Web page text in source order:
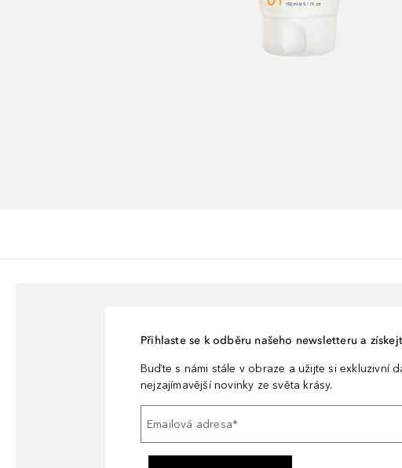
Přihlaste se k odběru našeho newsletteru a
Buďte s námi stále v obraze a užijte si exkluzivní
nejzajímavější novinky ze světa krásy.
Emailová adresa*